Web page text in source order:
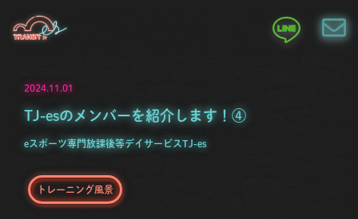
2024.11.01
TJ-esのメンバーを紹介します！④
eスポーツ専門放課後等デイサービスTJ-es
トレーニング風景